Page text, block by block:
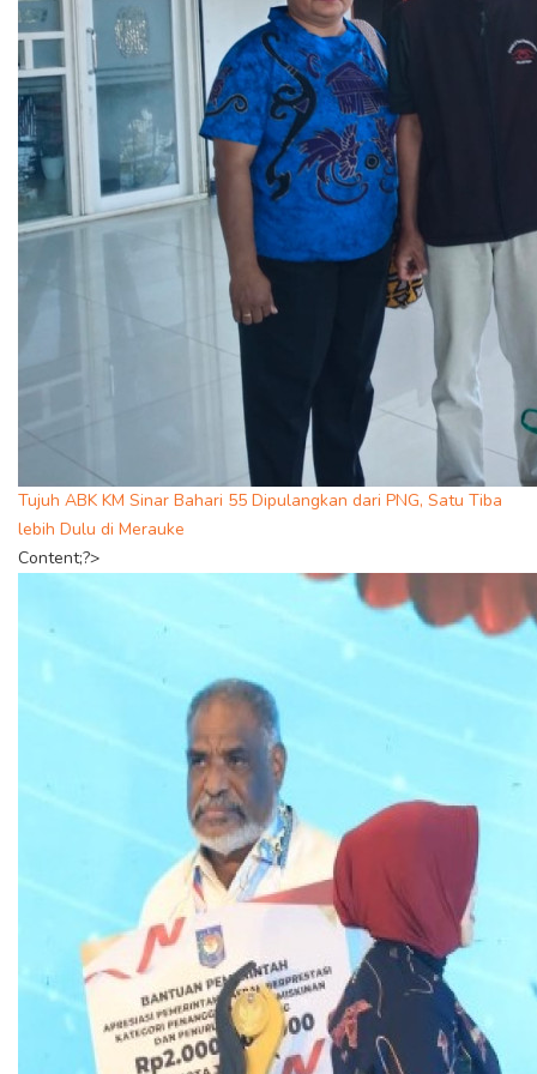
Tujuh ABK KM Sinar Bahari 55 Dipulangkan dari PNG, Satu Tiba
lebih Dulu di Merauke
Content;?>